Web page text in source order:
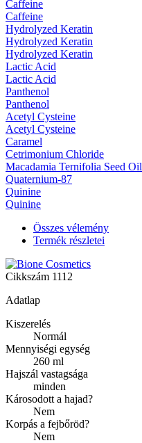
Caffeine
Caffeine
Hydrolyzed Keratin
Hydrolyzed Keratin
Hydrolyzed Keratin
Lactic Acid
Lactic Acid
Panthenol
Panthenol
Acetyl Cysteine
Acetyl Cysteine
Caramel
Cetrimonium Chloride
Macadamia Ternifolia Seed Oil
Quaternium-87
Quinine
Quinine
Összes vélemény
Termék részletei
Cikkszám 1112
Adatlap
Kiszerelés
Normál
Mennyiségi egység
260 ml
Hajszál vastagsága
minden
Károsodott a hajad?
Nem
Korpás a fejbőröd?
Nem